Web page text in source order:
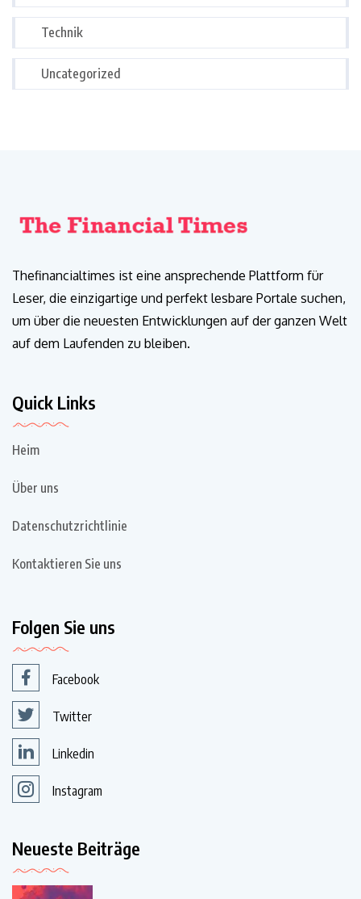
Technik
Uncategorized
Thefinancialtimes ist eine ansprechende Plattform für
Leser, die einzigartige und perfekt lesbare Portale suchen,
um über die neuesten Entwicklungen auf der ganzen Welt
auf dem Laufenden zu bleiben.
Quick Links
Heim
Über uns
Datenschutzrichtlinie
Kontaktieren Sie uns
Folgen Sie uns
Facebook
Twitter
Linkedin
Instagram
Neueste Beiträge